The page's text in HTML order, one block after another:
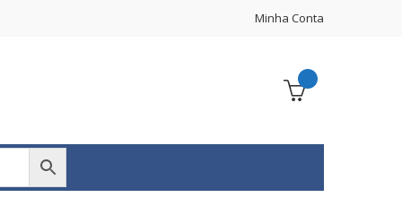
Minha Conta